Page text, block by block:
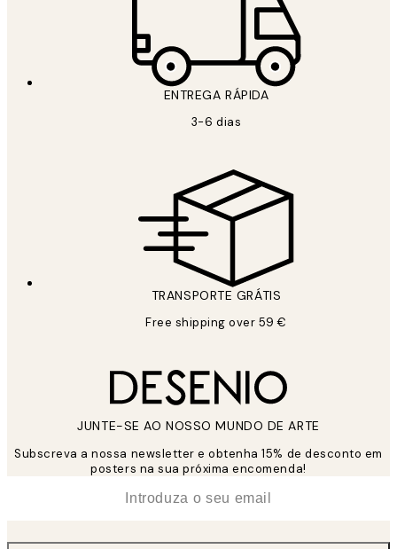
ENTREGA RÁPIDA
3-6 dias
TRANSPORTE GRÁTIS
Free shipping over 59 €
JUNTE-SE AO NOSSO MUNDO DE ARTE
Subscreva a nossa newsletter e obtenha 15% de desconto em
posters na sua próxima encomenda!